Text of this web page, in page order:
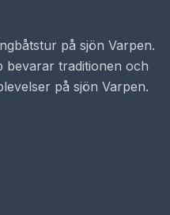
på sjön Varpen.
bevarar traditionen och
på sjön Varpen.